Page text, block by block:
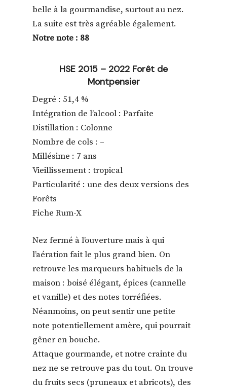
belle à la gourmandise, surtout au nez.
La suite est très agréable également.
Notre note : 88
HSE 2015 – 2022 Forêt de
Montpensier
Degré : 51,4 %
Intégration de l’alcool : Parfaite
Distillation : Colonne
Nombre de cols : –
Millésime : 7 ans
Vieillissement : tropical
Particularité : une des deux versions des
Forêts
Fiche Rum-X
Nez fermé à l’ouverture mais à qui
l’aération fait le plus grand bien. On
retrouve les marqueurs habituels de la
maison : boisé élégant, épices (cannelle
et vanille) et des notes torréfiées.
Néanmoins, on peut sentir une petite
note potentiellement amère, qui pourrait
gêner en bouche.
Attaque gourmande, et notre crainte du
nez ne se retrouve pas du tout. On trouve
du fruits secs (pruneaux et abricots), des